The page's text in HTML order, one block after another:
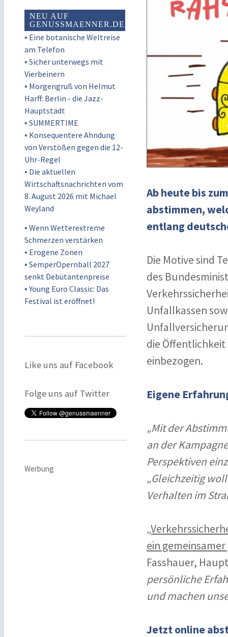
NEU AUF
GENUSSMAENNER.DE
▪ Eine botanische Weltreise
am Telefon
▪ Sicher unterwegs mit
Vierbeinern
▪ Morgengruß von Helmut
Harff: Berlin - die Jazz-
Hauptstadt
▪ SUMMERTIME
▪ Konsequentere Ahndung
von Verstößen gegen die 12-
Uhr-Regel
▪ Die aktuellen
Wirtschaftsnachrichten vom
8. August 2026 mit Michael
Weyland
▪ Wenn Wetterextreme
Schmerzen verstärken
▪ Erogene Zonen
▪ SemperOpernball 2027
senkt Debütantenpreise
▪Young Euro Classic: Das
Festival ist eröffnet!
Like uns auf Facebook
Folge uns auf Twitter
Werbung
Ab heute bis
abstimmen,
entlang
Die Motive sind
des
Unfallkassen
die
einbezogen.
Eigene
„Mit der
an der
Perspektiven
„Gleichzeitig
Verhalten im
ein
Fasshauer,
persönliche
und machen
Jetzt online